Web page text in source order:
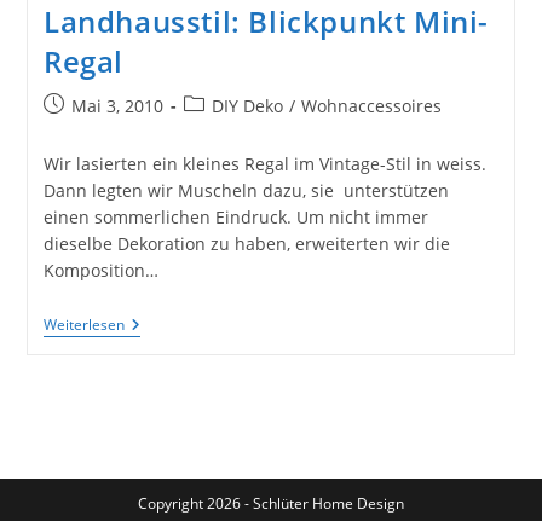
Landhausstil: Blickpunkt Mini-
Regal
BeitragMai 3, 2010
Beitrags-
DIY Deko / Wohnaccessoires
Wir lasierten ein kleines Regal im Vintage-Stil in weiss.
Dann legten wir Muscheln dazu, sie unterstützen
einen sommerlichen Eindruck. Um nicht immer
dieselbe Dekoration zu haben, erweiterten wir die
Komposition…
WeiterlesenLandhausstil:
Blickpunkt
Copyright 2026 - Schlüter Home Design